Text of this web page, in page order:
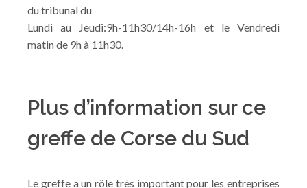
du tribunal du
Lundi au Jeudi:9h-11h30/14h-16h et le Vendredi
matin de 9h à 11h30.
Plus d’information sur ce
greffe de Corse du Sud
Le greffe a un rôle très important pour les entreprises